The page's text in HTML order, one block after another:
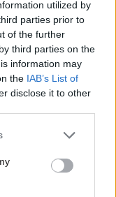
utilized by
parties prior to
of the further
third parties on the
information may
the IAB’s List of
disclose it to other
or more Google
You may click to
party tags to
in below Google
και τα «γαλλικά»
η έγκριση από